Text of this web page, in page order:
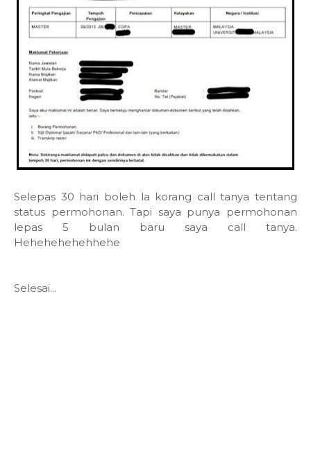
Selepas 30 hari boleh la korang call tanya tentang
status permohonan. Tapi saya punya permohonan
lepas 5 bulan baru saya call tanya.
Hehehehehehhehe
Selesai...